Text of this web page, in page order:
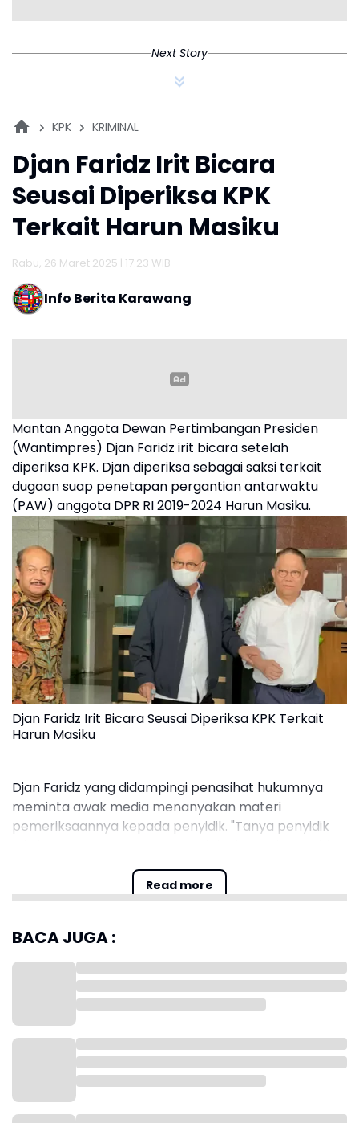
Next Story
KPK KRIMINAL
Djan Faridz Irit Bicara
Seusai Diperiksa KPK
Terkait Harun Masiku
Rabu, 26 Maret 2025 | 17:23 WIB
Info Berita Karawang
Read more
Mantan Anggota Dewan Pertimbangan Presiden
(Wantimpres) Djan Faridz irit bicara setelah
diperiksa KPK. Djan diperiksa sebagai saksi terkait
dugaan suap penetapan pergantian antarwaktu
(PAW) anggota DPR RI 2019-2024 Harun Masiku.
Djan Faridz Irit Bicara Seusai Diperiksa KPK Terkait
Harun Masiku
Djan Faridz yang didampingi penasihat hukumnya
meminta awak media menanyakan materi
pemeriksaannya kepada penyidik. "Tanya penyidik
di Kantor KPK, Jakarta, Rabu (26/3/2025).
Djan Faridz menyerahkan sepenuhnya kepada KPK,
termasuk saat dikonfirmasi mengenai
penggeledahan di rumahnya. "Tanya penyidik,”
katanya.
BACA JUGA :